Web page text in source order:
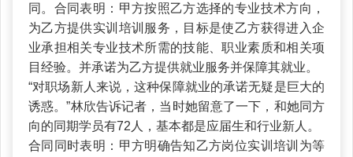
同。合同表明：甲方按照乙方选择的专业技术方向，
为乙方提供实训培训服务，目标是使乙方获得进入企
业承担相关专业技术所需的技能、职业素质和相关项
目经验。并承诺为乙方提供就业服务并保障其就业。
“对职场新人来说，这种保障就业的承诺无疑是巨大的
诱惑。”林欣告诉记者，当时她留意了一下，和她同方
向的同期学员有72人，基本都是应届生和行业新人。
合同同时表明：甲方明确告知乙方岗位实训培训为等